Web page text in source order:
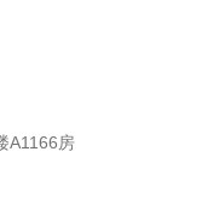
A1166房